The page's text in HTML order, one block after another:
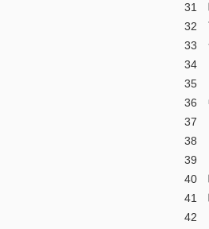
31
32
33
34
35
36
37
38
39
40
41
42